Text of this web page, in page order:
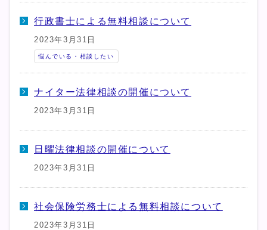
行政書士による無料相談について
2023年3月31日
悩んでいる・相談したい
ナイター法律相談の開催について
2023年3月31日
日曜法律相談の開催について
2023年3月31日
社会保険労務士による無料相談について
2023年3月31日